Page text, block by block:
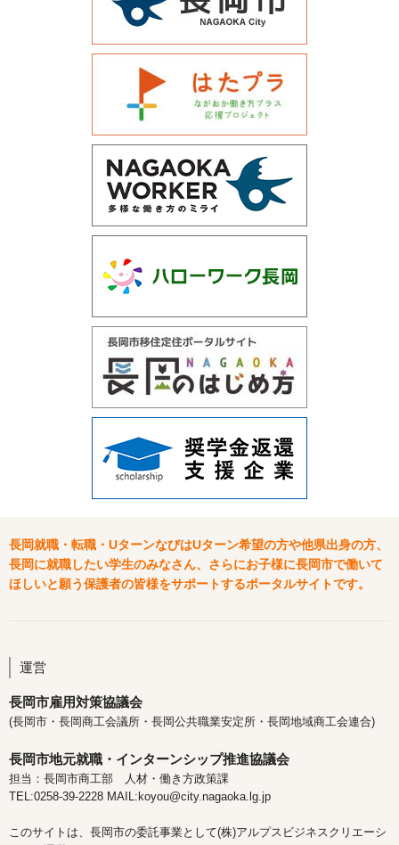
長岡就職・転職・UターンなびはUターン希望の方や他県出身の方、
長岡に就職したい学生のみなさん、さらにお子様に長岡市で働いて
ほしいと願う保護者の皆様をサポートするポータルサイトです。
運営
長岡市雇用対策協議会
(長岡市・長岡商工会議所・長岡公共職業安定所・長岡地域商工会連合)
長岡市地元就職・インターンシップ推進協議会
担当：長岡市商工部 人材・働き方政策課
TEL:0258-39-2228 MAIL:koyou@city.nagaoka.lg.jp
このサイトは、長岡市の委託事業として(株)アルプスビジネスクリエーシ